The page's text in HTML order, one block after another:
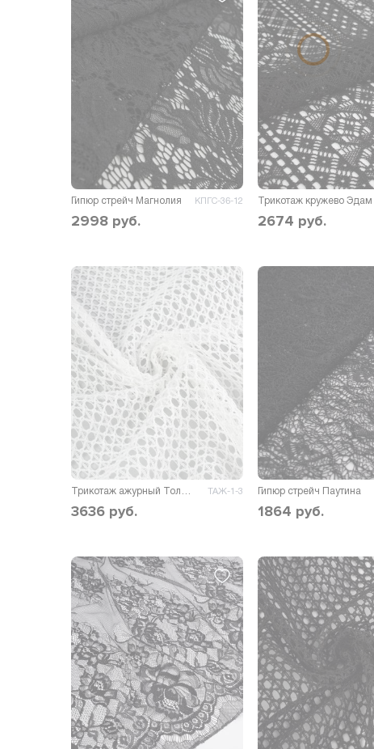
Гипюр стрейч Магнолия КПГС-36-12
2998 руб.
Трикотаж кружево Эдам
2674 руб.
ТАЖ-1-3
3636 руб.
Гипюр стрейч Паутина
1864 руб.